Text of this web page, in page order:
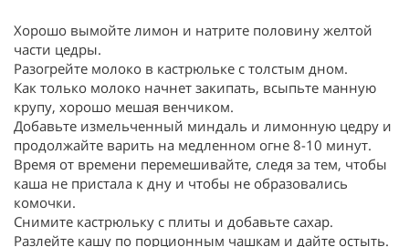
Хорошо вымойте лимон и натрите половину желтой
части цедры.
Разогрейте молоко в кастрюльке с толстым дном.
Как только молоко начнет закипать, всыпьте манную
крупу, хорошо мешая венчиком.
Добавьте измельченный миндаль и лимонную цедру и
продолжайте варить на медленном огне 8-10 минут.
Время от времени перемешивайте, следя за тем, чтобы
каша не пристала к дну и чтобы не образовались
комочки.
Снимите кастрюльку с плиты и добавьте сахар.
Разлейте кашу по порционным чашкам и дайте остыть.